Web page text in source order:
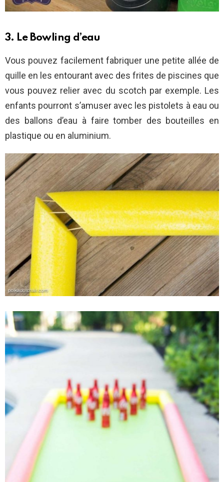
3. Le Bowling d’eau
Vous pouvez facilement fabriquer une petite allée de
quille en les entourant avec des frites de piscines que
vous pouvez relier avec du scotch par exemple. Les
enfants pourront s’amuser avec les pistolets à eau ou
des ballons d’eau à faire tomber des bouteilles en
plastique ou en aluminium.